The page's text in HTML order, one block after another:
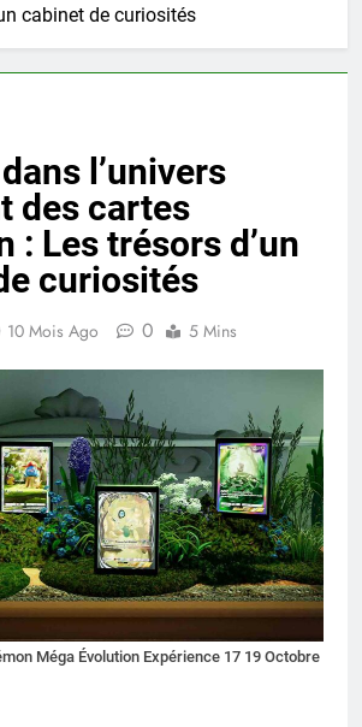
cabinet de curiosités
l’univers
des cartes
: Les trésors d’un
curiosités
10 Mois Ago 0 5 Mins
Méga Évolution Expérience 17 19 Octobre